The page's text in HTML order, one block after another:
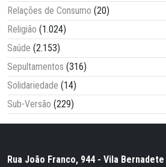
Relações de Consumo (20)
Religião (1.024)
Saúde (2.153)
Sepultamentos (316)
Solidariedade (14)
Sub-Versão (229)
Rua João Franco, 944 - Vila Bernadete